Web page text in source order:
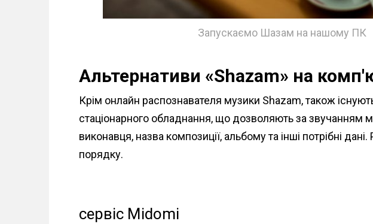
Запускаємо Шазам на нашому ПК
Альтернативи «Shazam» на
Крім онлайн распознавателя музики Shazam, також
стаціонарного обладнання, що дозволяють за звучанням
виконавця, назва композиції, альбому та інші потрібні
порядку.
сервіс Midomi